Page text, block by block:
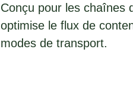
Conçu pour les chaînes
optimise le flux de
modes de transport.